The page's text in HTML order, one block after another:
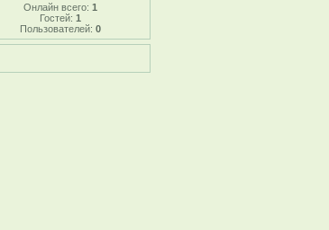
Онлайн всего: 1
Гостей: 1
Пользователей: 0